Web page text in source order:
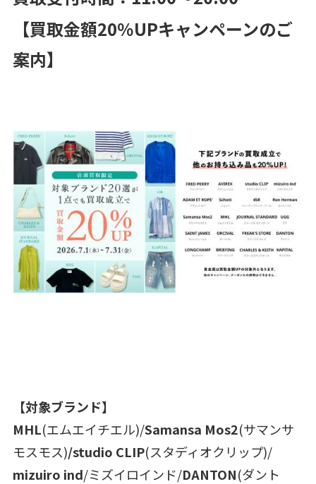
【買取金額20％UPキャンペーンのご
案内】
【対象ブランド】
MHL(エムエイチエル)/Samansa Mos2(サマンサ
モスモス)/studio CLIP(スタディオクリップ)/
mizuiro ind/ミズイロインド/DANTON(ダント